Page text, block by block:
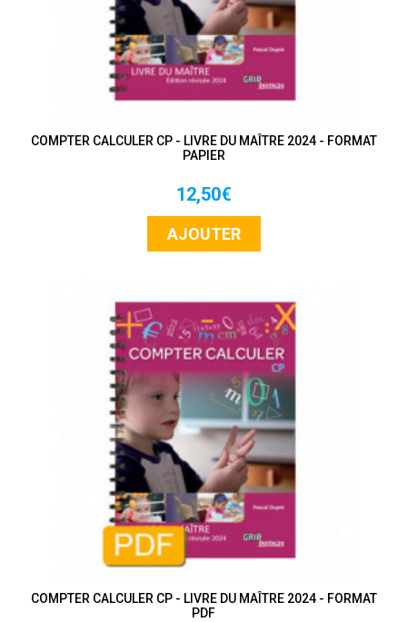
COMPTER CALCULER CP - LIVRE DU MAÎTRE 2024 - FORMAT
PAPIER
12,50€
AJOUTER
COMPTER CALCULER CP - LIVRE DU MAÎTRE 2024 - FORMAT
PDF